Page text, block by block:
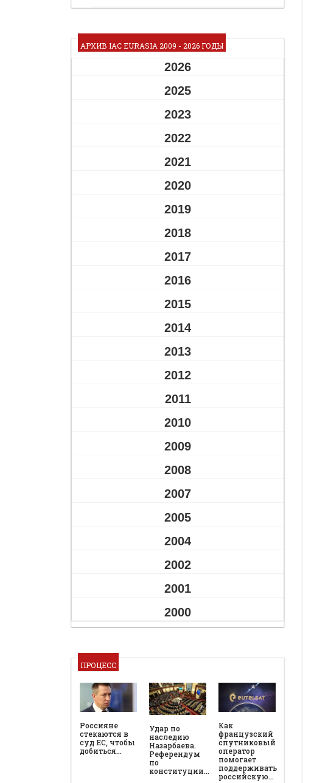
АРХИВ IAC EURASIA 2009 - 2026 ГОДЫ
2026
2025
2023
2022
2021
2020
2019
2018
2017
2016
2015
2014
2013
2012
2011
2010
2009
2008
2007
2005
2004
2002
2001
2000
ПРОЦЕСС
Россияне
стекаются в
суд ЕС, чтобы
добиться…
Удар по
наследию
Назарбаева.
Референдум
по
конституции…
Как
французский
спутниковый
оператор
помогает
поддерживать
российскую…